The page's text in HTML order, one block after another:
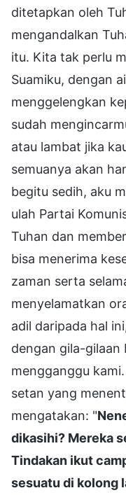
ditetapkan oleh
mengandalkan
itu. Kita tak perlu
Suamiku, dengan
menggelengkan
sudah
atau lambat jika
semuanya akan
begitu sedih, aku
ulah Partai
Tuhan dan
bisa menerima
zaman serta
menyelamatkan
adil daripada hal
dengan gila-gilaan
mengganggu
setan yang
mengatakan: "
dikasihi? Mereka
Tindakan ikut
sesuatu di kolong